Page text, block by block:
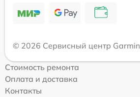
© 2026 Сервисный центр Garmin
Стоимость ремонта
Оплата и доставка
Контакты